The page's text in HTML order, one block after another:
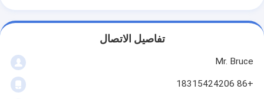
تفاصيل الاتصال
Mr. Bruce
+86 18315424206